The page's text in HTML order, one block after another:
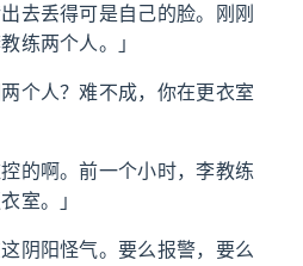
去丢得可是自己的脸。刚刚
练两个人。」
个人？难不成，你在更衣室
的啊。前一个小时，李教练
室。」
阴阳怪气。要么报警，要么